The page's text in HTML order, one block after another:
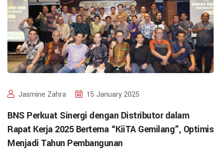
Jasmine Zahra 15 January 2025
BNS Perkuat Sinergi dengan Distributor dalam
Rapat Kerja 2025 Bertema “KiiTA Gemilang”, Optimis
Menjadi Tahun Pembangunan